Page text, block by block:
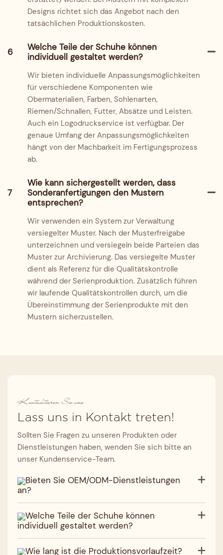
Designs richtet sich das Angebot nach den
tatsächlichen Produktionskosten.
6
Welche Teile der Schuhe können
individuell gestaltet werden?
Wir bieten individuelle Anpassungsmöglichkeiten
für verschiedene Komponenten wie
Obermaterialien, Farben, Sohlenarten,
Riemen/Schnallen, Futter, Absätze und Leisten.
Auch ein Logodruckservice ist verfügbar. Der
genaue Umfang der Anpassungsmöglichkeiten
hängt von der Machbarkeit im Fertigungsprozess
ab.
7
Wie kann sichergestellt werden, dass
Sonderanfertigungen den Mustern
entsprechen?
Wir verwenden ein System zur Verwaltung
versiegelter Muster. Nach der Musterfreigabe
unterzeichnen und versiegeln beide Parteien das
Muster zur Archivierung. Das versiegelte Muster
dient als Referenz für die Qualitätskontrolle
während der Serienproduktion. Zusätzlich führen
wir laufende Qualitätskontrollen durch, um die
Übereinstimmung der Serienprodukte mit den
Mustern sicherzustellen.
Kontaktieren Sie uns
Lass uns in Kontakt treten!
Sollten Sie Fragen zu unseren Produkten oder
Dienstleistungen haben, wenden Sie sich bitte an
unser Kundenservice-Team.
Bieten Sie OEM/ODM-Dienstleistungen
an?
Welche Teile der Schuhe können
individuell gestaltet werden?
Wie lang ist die Produktionsvorlaufzeit?